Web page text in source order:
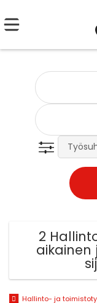
2
Hallinto- ja